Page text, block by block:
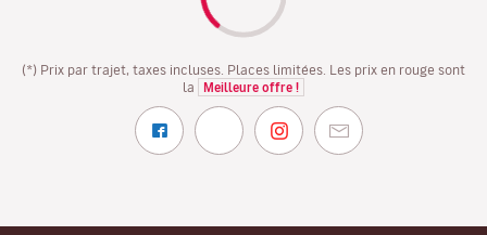
(*) Prix par trajet, taxes incluses. Places limitées. Les prix en rouge sont
la
Meilleure offre !